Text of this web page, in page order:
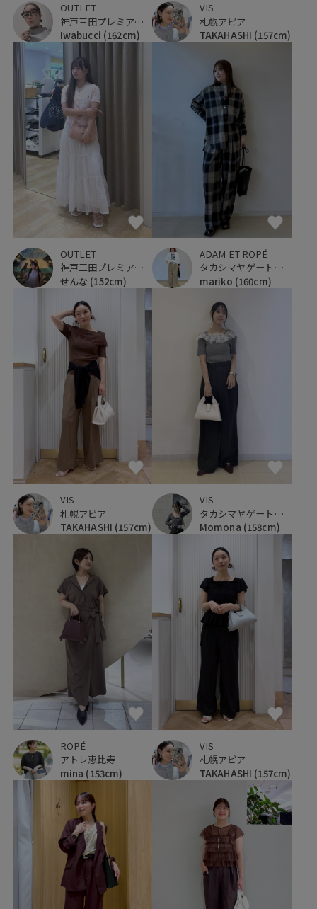
OUTLET
神戸三田プレミアム・アウトレット
Iwabucci (162cm)
VIS
札幌アピア
TAKAHASHI (157cm)
OUTLET
神戸三田プレミアム・アウトレット
せんな (152cm)
ADAM ET ROPÉ
タカシマヤゲートタワーモール
mariko (160cm)
VIS
札幌アピア
TAKAHASHI (157cm)
VIS
タカシマヤゲートタワーモール
Momona (158cm)
ROPÉ
アトレ恵比寿
mina (153cm)
VIS
札幌アピア
TAKAHASHI (157cm)